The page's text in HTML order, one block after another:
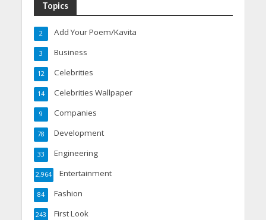
Topics
Add Your Poem/Kavita
2
Business
3
Celebrities
12
Celebrities Wallpaper
14
Companies
9
Development
78
Engineering
33
Entertainment
2,964
Fashion
84
First Look
243